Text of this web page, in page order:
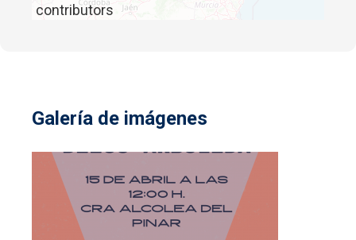
contributors
Galería de imágenes